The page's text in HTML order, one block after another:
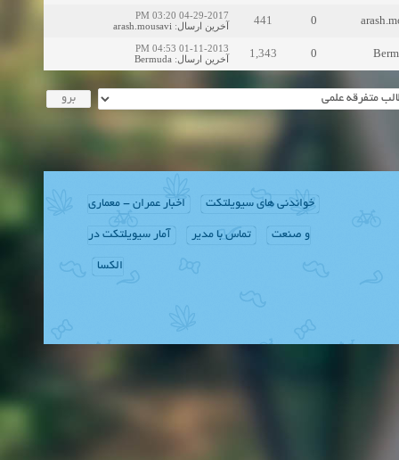
0
441
04-29-2017 03:20 PM
آخرین ارسال:
arash.mousavi
0
1,343
01-11-2013 04:53 PM
آخرین ارسال:
Bermuda
خواندنی های سیویلتکت اخبار عمران - معماری
و صنعت تماس با مدیر آمار سیویلتکت در
الکسا